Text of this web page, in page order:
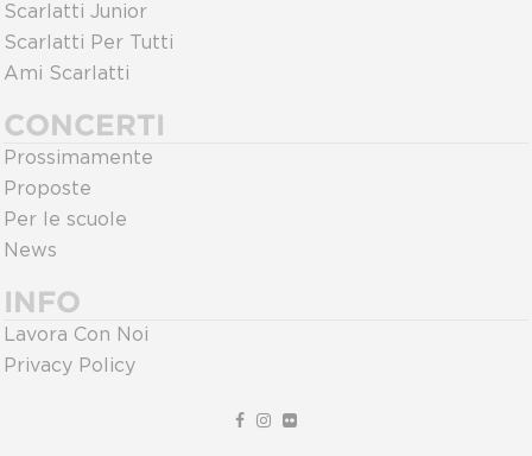
Scarlatti Junior
Scarlatti Per Tutti
Ami Scarlatti
CONCERTI
Prossimamente
Proposte
Per le scuole
News
INFO
Lavora Con Noi
Privacy Policy